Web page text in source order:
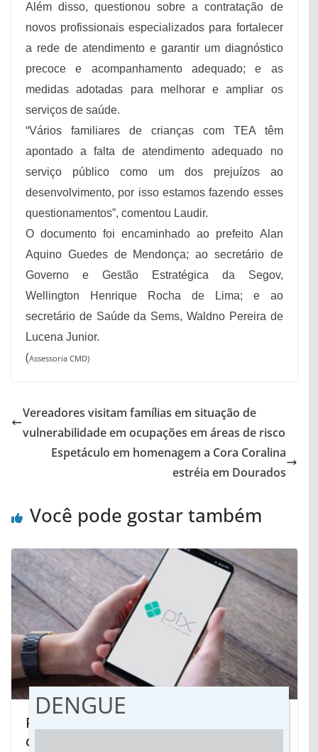
Além disso, questionou sobre a contratação de
novos profissionais especializados para fortalecer
a rede de atendimento e garantir um diagnóstico
precoce e acompanhamento adequado; e as
medidas adotadas para melhorar e ampliar os
serviços de saúde.
“Vários familiares de crianças com TEA têm
apontado a falta de atendimento adequado no
serviço público como um dos prejuízos ao
desenvolvimento, por isso estamos fazendo esses
questionamentos”, comentou Laudir.
O documento foi encaminhado ao prefeito Alan
Aquino Guedes de Mendonça; ao secretário de
Governo e Gestão Estratégica da Segov,
Wellington Henrique Rocha de Lima; e ao
secretário de Saúde da Sems, Waldno Pereira de
Lucena Junior.
(Assessoria CMD)
Vereadores visitam famílias em situação de
vulnerabilidade em ocupações em áreas de risco
Espetáculo em homenagem a Cora Coralina
estréia em Dourados
Você pode gostar também
Pix pode ter novidades como linha de
crédito em 2023
DENGUE